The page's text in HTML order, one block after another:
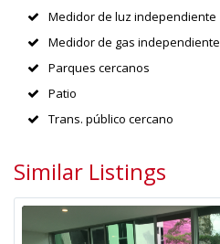
Medidor de luz independiente
Medidor de gas independiente
Parques cercanos
Patio
Trans. público cercano
Similar Listings